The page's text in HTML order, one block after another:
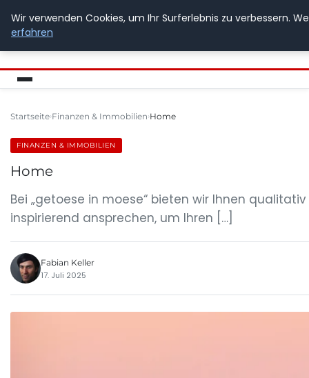
GETOESE IN MOESE
Startseite Finanzen & Immobilien Home
FINANZEN & IMMOBILIEN
Home
Bei „getoese in moese“ bieten wir Ihnen
inspirierend ansprechen, um Ihren […]
Fabian Keller
17. Juli 2025
Wir verwenden Cookies, um Ihr Surferlebnis zu verbessern.
erfahren